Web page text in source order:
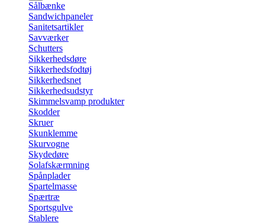
Sålbænke
Sandwichpaneler
Sanitetsartikler
Savværker
Schutters
Sikkerhedsdøre
Sikkerhedsfodtøj
Sikkerhedsnet
Sikkerhedsudstyr
Skimmelsvamp produkter
Skodder
Skruer
Skunklemme
Skurvogne
Skydedøre
Solafskærmning
Spånplader
Spartelmasse
Spærtræ
Sportsgulve
Stablere